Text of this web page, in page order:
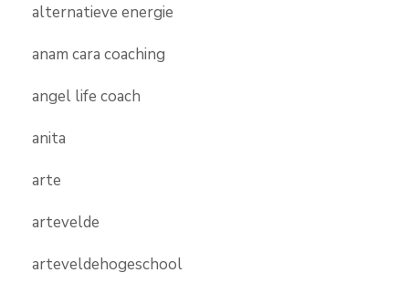
alternatieve energie
anam cara coaching
angel life coach
anita
arte
artevelde
arteveldehogeschool